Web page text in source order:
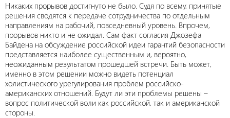
Никаких прорывов достигнуто не было. Судя по всему, принятые
решения сводятся к передаче сотрудничества по отдельным
направлениям на рабочий, повседневный уровень. Впрочем,
прорывов никто и не ожидал. Сам факт согласия Джозефа
Байдена на обсуждение российской идеи гарантий безопасности
представляется наиболее существенным и, вероятно,
неожиданным результатом прошедшей встречи. Быть может,
именно в этом решении можно видеть потенциал
холистического урегулирования проблем российско-
американских отношений. Будут ли эти проблемы решены –
вопрос политической воли как российской, так и американской
стороны.